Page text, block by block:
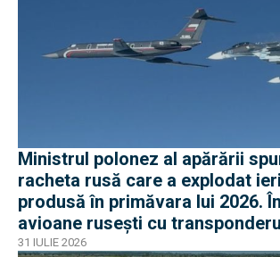
Ministrul polonez al apărării
racheta rusă care a explodat
produsă în primăvara lui 2026.
avioane rusești cu
apropiat de frontiera Poloniei
31 IULIE 2026